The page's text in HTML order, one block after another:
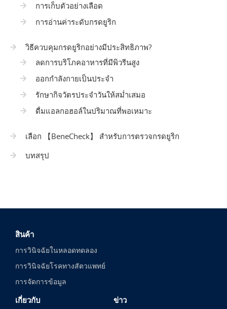
การเก็บตัวอย่างเลือด
การอ่านค่าระดับกรดยูริก
วิธีควบคุมกรดยูริกอย่างมีประสิทธิภาพ?
ลดการบริโภคอาหารที่มีพิวรีนสูง
ออกกำลังกายเป็นประจำ
รักษากิจวัตรประจำวันให้สม่ำเสมอ
ดื่มแอลกอฮอล์ในปริมาณที่พอเหมาะ
เลือก 【BeneCheck】 สำหรับการตรวจกรดยูริก
บทสรุป
สินค้า
การวินิจฉัยในหลอดทดลอง
การวินิจฉัยโรคทางสัตวแพทย์
การจัดการข้อมูล
เกี่ยวกับ ข่าว